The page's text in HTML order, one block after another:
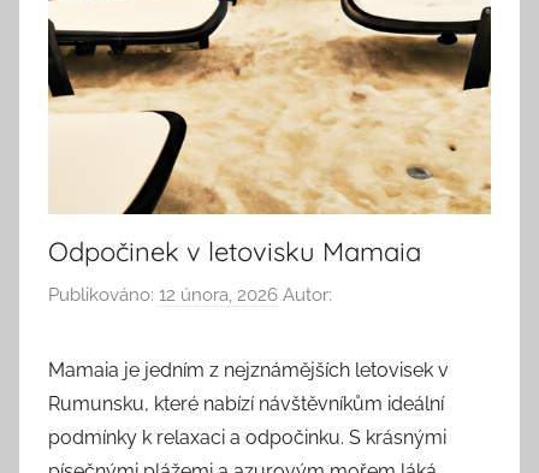
Odpočinek v letovisku Mamaia
Publikováno: 12 února, 2026 Autor:
Mamaia je jedním z nejznámějších letovisek v
Rumunsku, které nabízí návštěvníkům ideální
podmínky k relaxaci a odpočinku. S krásnými